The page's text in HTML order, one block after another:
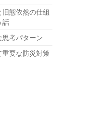
態依然の仕組
話
思考パターン
要な防災対策